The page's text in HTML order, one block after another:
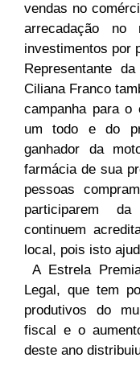
vendas no
arrecadação no
investimentos por
Representante
Ciliana Franco
campanha para o
um todo e do
ganhador da
farmácia de sua
pessoas
participarem
continuem
local, pois isto
A Estrela
Legal, que tem
produtivos do
fiscal e o
deste ano